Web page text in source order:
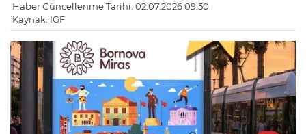
Haber Güncellenme Tarihi: 02.07.2026 09:50
Kaynak: IGF